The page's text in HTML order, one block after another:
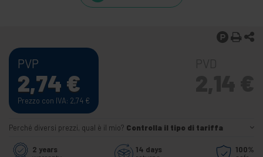
PVP
2,74 €
Prezzo con IVA: 2,74 €
Perché diversi prezzi, qual è il mio? Controlla il tipo di tariffa
2 years
14 days
100%